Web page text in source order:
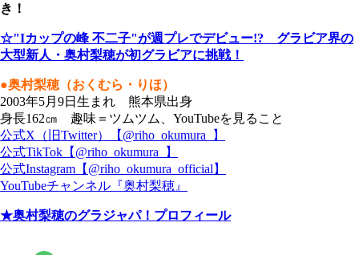
き！
☆"Iカップの峰 不二子"が週プレでデビュー!? グラビア界の
大型新人・奥村梨穂が初グラビアに挑戦！
●奥村梨穂（おくむら・りほ）
2003年5月9日生まれ 熊本県出身
身長162㎝ 趣味＝ツムツム、YouTubeを見ること
公式X（旧Twitter）【@riho_okumura_】
公式TikTok【@riho_okumura_】
公式Instagram【@riho_okumura_official】
YouTubeチャンネル『奥村梨穂』
★奥村梨穂のグラジャパ！プロフィール